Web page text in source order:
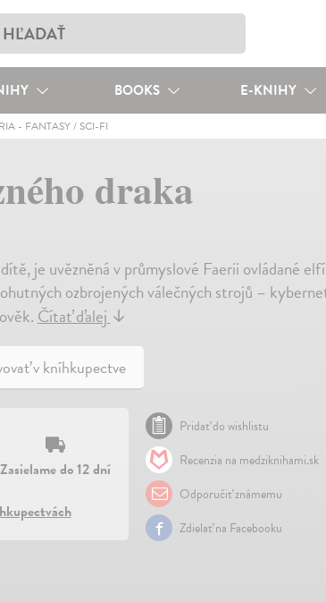
BOOKS E-KNIHY
- FANTASY / SCI-FI
draka
je uvězněná v průmyslové Faerii ovládané
ozbrojených válečných strojů –
Čítať ďalej↓
v kníhkupectve
Zasielame do 12 dní
Pridať do wishlistu
Recenzia na medziknihami.sk
Odporučiť známemu
Zdielať na Facebooku